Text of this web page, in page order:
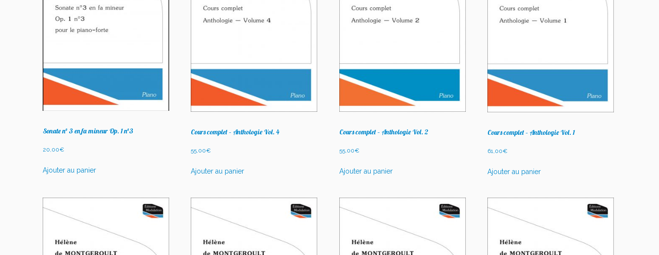
Sonate n° 3 en fa mineur Op. 1 n°3
20,00€
Ajouter au panier
Cours complet – Anthologie Vol. 4
55,00€
Ajouter au panier
Cours complet – Anthologie Vol. 2
55,00€
Ajouter au panier
Cours complet – Anthologie Vol. 1
61,00€
Ajouter au panier